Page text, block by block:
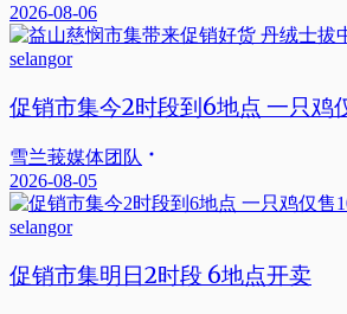
2026-08-06
selangor
促销市集今2时段到6地点 一只鸡
雪兰莪媒体团队
2026-08-05
selangor
促销市集明日2时段 6地点开卖